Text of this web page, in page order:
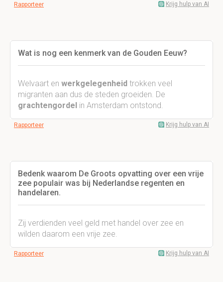
Rapporteer Krijg hulp van AI
Wat is nog een kenmerk van de Gouden Eeuw?
Welvaart en werkgelegenheid trokken veel
migranten aan dus de steden groeiden. De
grachtengordel in Amsterdam ontstond.
Rapporteer Krijg hulp van AI
Bedenk waarom De Groots opvatting over een vrije
zee populair was bij Nederlandse regenten en
handelaren.
Zij verdienden veel geld met handel over zee en
wilden daarom een vrije zee.
Rapporteer Krijg hulp van AI